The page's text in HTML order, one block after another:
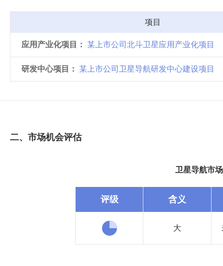
项目
应用产业化项目： 某上市公司北斗卫星应用产业化项目
研发中心项目： 某上市公司卫星导航研发中心建设项目
二、市场机会评估
卫星导航市
评级 含义
大